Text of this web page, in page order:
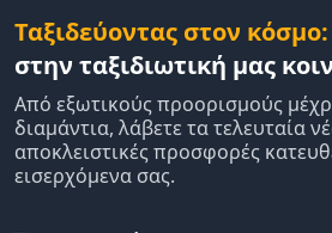
Ταξιδεύοντας στον κόσμο:
στην ταξιδιωτική μας
Από εξωτικούς προορισμούς
διαμάντια, λάβετε τα τελευταία
αποκλειστικές προσφορές
εισερχόμενα σας.